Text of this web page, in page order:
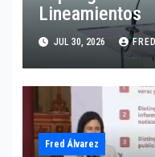
Lineamientos
JUL 30, 2026
Fred Álvarez